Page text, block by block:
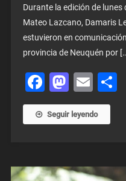
Durante la edición de lunes
Mateo Lazcano, Damaris
estuvieron en
provincia de Neuquén por
Facebook
Seguir leyendo